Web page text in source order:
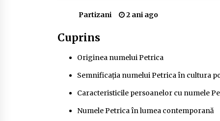
Partizani 2 ani ago
Cuprins
Originea numelui Petrica
Semnificația numelui Petrica în cultura
Caracteristicile persoanelor cu numele
Numele Petrica în lumea contemporană